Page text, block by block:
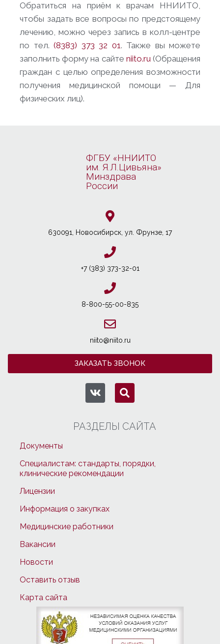
Обратиться на приём к врачам ННИИТО,
чтобы задать все вопросы по предстоящему
лечению, можно через запись в колл-центре
по тел. (8383) 373 32 01. Также вы можете
заполнить форму на сайте niito.ru(Обращения
граждан с целью определения возможности
получения медицинской помощи — Для
физических лиц).
ФГБУ «ННИИТО
им. Я.Л.Цивьяна»
Минздрава
России
630091, Новосибирcк, ул. Фрунзе, 17
+7 (383) 373-32-01
8-800-55-00-835
niito@niito.ru
ЗАКАЗАТЬ ЗВОНОК
РАЗДЕЛЫ САЙТА
Документы
Специалистам: стандарты, порядки,
клинические рекомендации
Лицензии
Информация о закупках
Медицинские работники
Вакансии
Новости
Оставить отзыв
Карта сайта